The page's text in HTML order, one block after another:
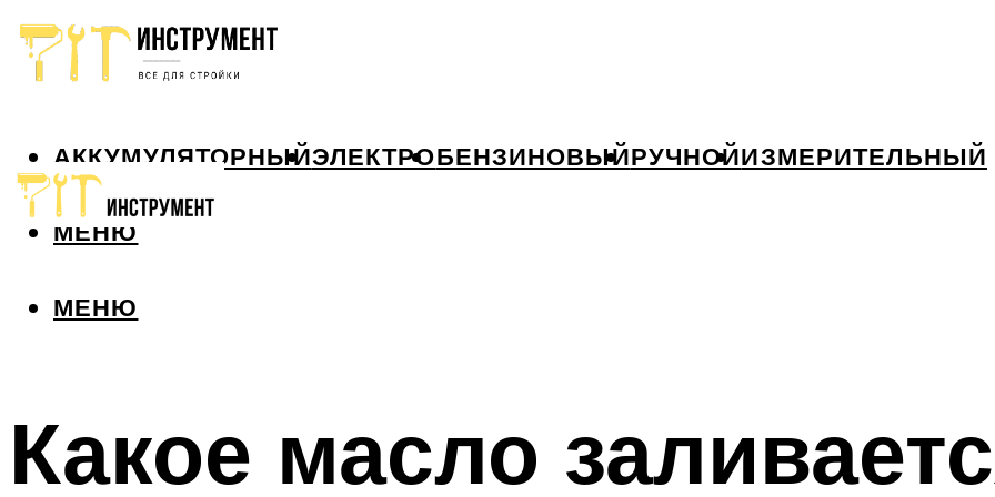
АККУМУЛЯТОРНЫЙЭЛЕКТРОБЕНЗИНОВЫЙРУЧНОЙИЗМЕРИТЕЛЬНЫЙ
МЕНЮ
МЕНЮ
Какое масло